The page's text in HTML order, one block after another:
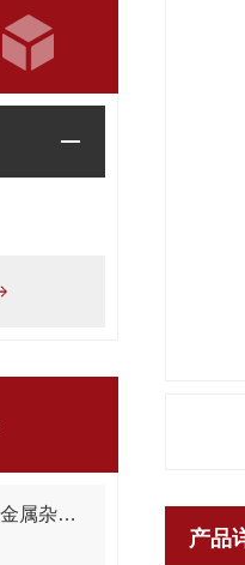
长沙磁性分离器：高效分离金属杂质的理想设备
产品